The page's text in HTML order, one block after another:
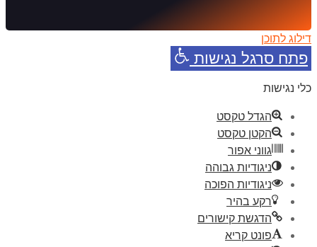
דילוג לתוכן
פתח סרגל נגישות
כלי נגישות
הגדל טקסט
הקטן טקסט
גווני אפור
ניגודיות גבוהה
ניגודיות הפוכה
רקע בהיר
הדגשת קישורים
פונט קריא